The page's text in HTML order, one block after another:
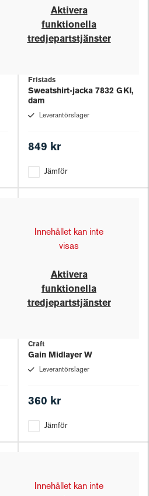
Aktivera
funktionella
tredjepartstjänster
Fristads
Sweatshirt-jacka 7832 GKI,
dam
Leverantörslager
849 kr
Jämför
Innehållet kan inte
visas
Aktivera
funktionella
tredjepartstjänster
Craft
Gain Midlayer W
Leverantörslager
360 kr
Jämför
Innehållet kan inte